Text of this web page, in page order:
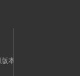
本